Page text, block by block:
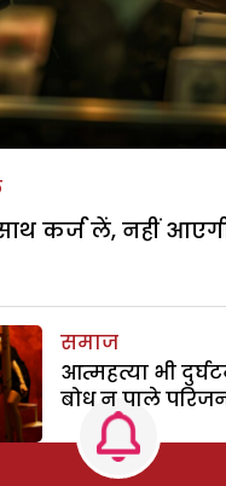
कर्ज लें, नहीं
समाज
आत्महत्या भी
बोध न पाले